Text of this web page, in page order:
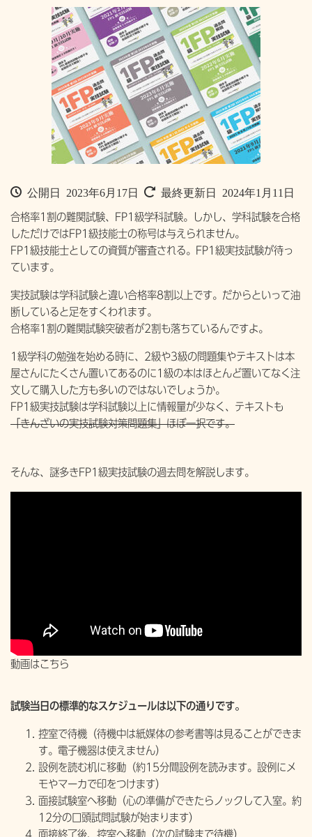
公開日 2023年6月17日 最終更新日 2024年1月11日
合格率1割の難関試験、FP1級学科試験。しかし、学科試験を合格
しただけではFP1級技能士の称号は与えられません。
FP1級技能士としての資質が審査される。FP1級実技試験が待っ
ています。
実技試験は学科試験と違い合格率8割以上です。だからといって油
断していると足をすくわれます。
合格率1割の難関試験突破者が2割も落ちているんですよ。
1級学科の勉強を始める時に、2級や3級の問題集やテキストは本
屋さんにたくさん置いてあるのに1級の本はほとんど置いてなく注
文して購入した方も多いのではないでしょうか。
FP1級実技試験は学科試験以上に情報量が少なく、テキストも
「きんざいの実技試験対策問題集」ほぼ一択です。
そんな、謎多きFP1級実技試験の過去問を解説します。
動画はこちら
試験当日の標準的なスケジュールは以下の通りです。
控室で待機（待機中は紙媒体の参考書等は見ることができま
す。電子機器は使えません）
設例を読む机に移動（約15分間設例を読みます。設例にメ
モやマーカで印をつけます）
面接試験室へ移動（心の準備ができたらノックして入室。約
12分の口頭試問試験が始まります）
面接終了後、控室へ移動（次の試験まで待機）